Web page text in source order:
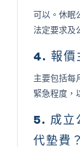
可以。休眠
法定要求及
4. 報價
主要包括每
緊急程度，
5. 成立
代墊費？